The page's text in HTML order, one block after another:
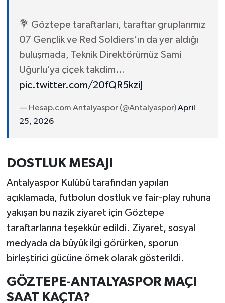
💐 Göztepe taraftarları, taraftar gruplarımız
07 Gençlik ve Red Soldiers’ın da yer aldığı
buluşmada, Teknik Direktörümüz Sami
Uğurlu’ya çiçek takdim…
pic.twitter.com/20fQR5kziJ
— Hesap.com Antalyaspor (@Antalyaspor)April
25, 2026
DOSTLUK MESAJI
Antalyaspor Kulübü tarafından yapılan
açıklamada, futbolun dostluk ve fair-play ruhuna
yakışan bu nazik ziyaret için Göztepe
taraftarlarına teşekkür edildi. Ziyaret, sosyal
medyada da büyük ilgi görürken, sporun
birleştirici gücüne örnek olarak gösterildi.
GÖZTEPE-ANTALYASPOR MAÇI
SAAT KAÇTA?